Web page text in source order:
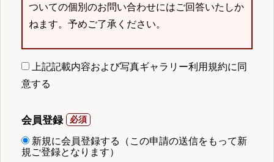
ついての個別のお問い合わせにはご回答いたしか
ねます。予めご了承ください。
上記記載内容および写真ギャラリー利用規約に同
意する
会員登録
新規に会員登録する（この申請の送信をもって新
規ご登録となります）